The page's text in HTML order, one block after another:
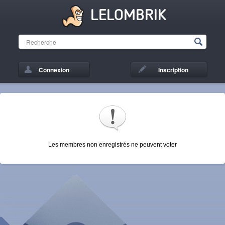
LELOMBRIK
Connexion Inscription
Les membres non enregistrés ne peuvent voter